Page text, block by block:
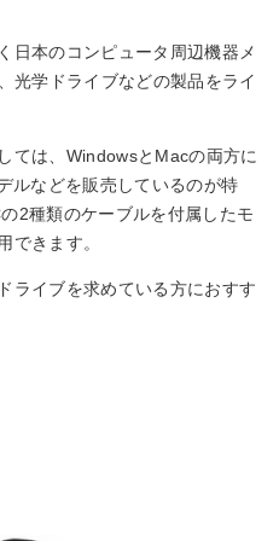
日本のコンピュータ周辺機器メ
光学ドライブなどの製品をライ
ては、WindowsとMacの両方に
ルなどを販売しているのが特
2種類のケーブルを付属したモ
できます。
ライブを求めている方におすす